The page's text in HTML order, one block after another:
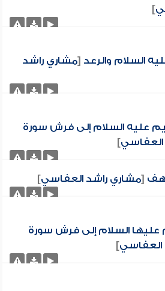
]
السلام والرعد [مشاري راشد
عليه السلام إلى فرش سورة
العفاسي]
[مشاري راشد العفاسي]
السلام إلى فرش سورة
العفاسي]